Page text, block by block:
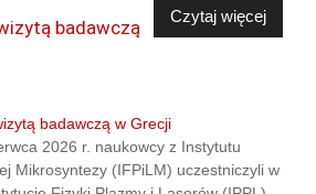
Czytaj więcej
badawczą
2026 r. naukowcy z Instytutu
Mikrosyntezy (IFPiLM) uczestniczyli w